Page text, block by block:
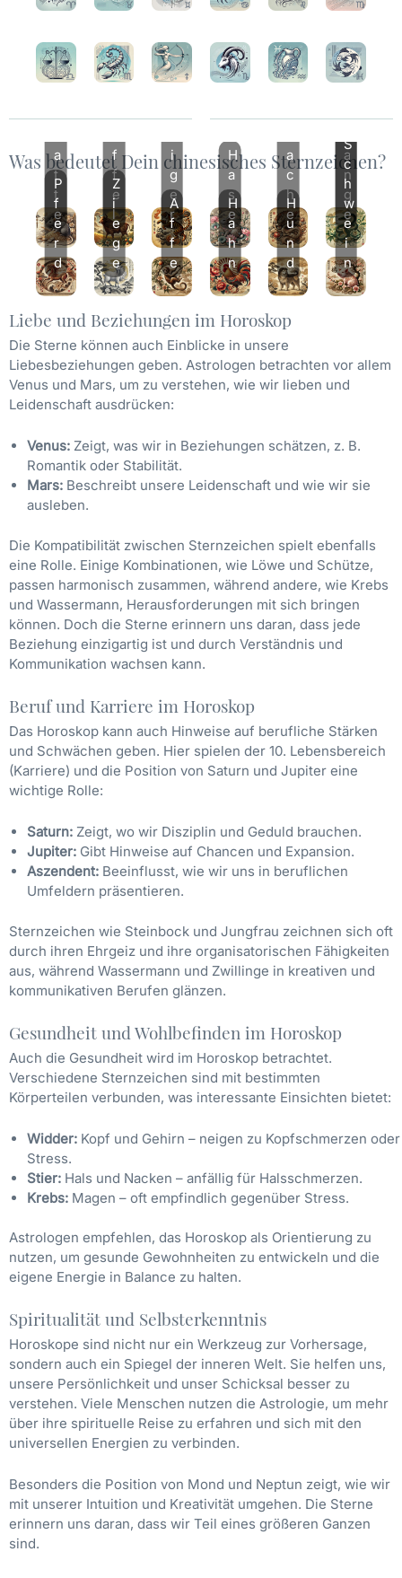
Was bedeutet Dein chinesisches Sternzeichen?
Liebe und Beziehungen im Horoskop
Die Sterne können auch Einblicke in unsere
Liebesbeziehungen geben. Astrologen betrachten vor allem
Venus und Mars, um zu verstehen, wie wir lieben und
Leidenschaft ausdrücken:
Venus: Zeigt, was wir in Beziehungen schätzen, z. B.
Romantik oder Stabilität.
Mars: Beschreibt unsere Leidenschaft und wie wir sie
ausleben.
Die Kompatibilität zwischen Sternzeichen spielt ebenfalls
eine Rolle. Einige Kombinationen, wie Löwe und Schütze,
passen harmonisch zusammen, während andere, wie Krebs
und Wassermann, Herausforderungen mit sich bringen
können. Doch die Sterne erinnern uns daran, dass jede
Beziehung einzigartig ist und durch Verständnis und
Kommunikation wachsen kann.
Beruf und Karriere im Horoskop
Das Horoskop kann auch Hinweise auf berufliche Stärken
und Schwächen geben. Hier spielen der 10. Lebensbereich
(Karriere) und die Position von Saturn und Jupiter eine
wichtige Rolle:
Saturn: Zeigt, wo wir Disziplin und Geduld brauchen.
Jupiter: Gibt Hinweise auf Chancen und Expansion.
Aszendent: Beeinflusst, wie wir uns in beruflichen
Umfeldern präsentieren.
Sternzeichen wie Steinbock und Jungfrau zeichnen sich oft
durch ihren Ehrgeiz und ihre organisatorischen Fähigkeiten
aus, während Wassermann und Zwillinge in kreativen und
kommunikativen Berufen glänzen.
Gesundheit und Wohlbefinden im Horoskop
Auch die Gesundheit wird im Horoskop betrachtet.
Verschiedene Sternzeichen sind mit bestimmten
Körperteilen verbunden, was interessante Einsichten bietet:
Widder: Kopf und Gehirn – neigen zu Kopfschmerzen oder
Stress.
Stier: Hals und Nacken – anfällig für Halsschmerzen.
Krebs: Magen – oft empfindlich gegenüber Stress.
Astrologen empfehlen, das Horoskop als Orientierung zu
nutzen, um gesunde Gewohnheiten zu entwickeln und die
eigene Energie in Balance zu halten.
Spiritualität und Selbsterkenntnis
Horoskope sind nicht nur ein Werkzeug zur Vorhersage,
sondern auch ein Spiegel der inneren Welt. Sie helfen uns,
unsere Persönlichkeit und unser Schicksal besser zu
verstehen. Viele Menschen nutzen die Astrologie, um mehr
über ihre spirituelle Reise zu erfahren und sich mit den
universellen Energien zu verbinden.
Besonders die Position von Mond und Neptun zeigt, wie wir
mit unserer Intuition und Kreativität umgehen. Die Sterne
erinnern uns daran, dass wir Teil eines größeren Ganzen
sind.